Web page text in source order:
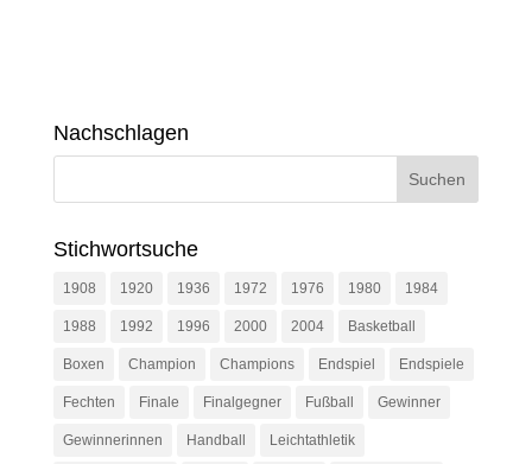
Nachschlagen
Stichwortsuche
1908 1920 1936 1972 1976 1980 1984
1988 1992 1996 2000 2004 Basketball
Boxen Champion Champions Endspiel Endspiele
Fechten Finale Finalgegner Fußball Gewinner
Gewinnerinnen Handball Leichtathletik